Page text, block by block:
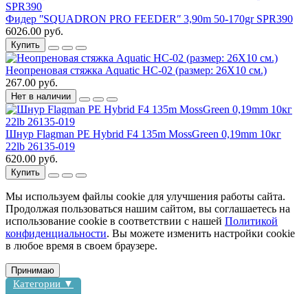
Фидер ʺSQUADRON PRO FEEDERʺ 3,90m 50-170gr SPR390
6026.00 руб.
Купить
Неопреновая стяжка Aquatic НС-02 (размер: 26Х10 см.)
267.00 руб.
Нет в наличии
Шнур Flagman PE Hybrid F4 135m MossGreen 0,19mm 10кг
22lb 26135-019
620.00 руб.
Купить
Мы используем файлы cookie для улучшения работы сайта.
Продолжая пользоваться нашим сайтом, вы соглашаетесь на
использование cookie в соответствии с нашей Политикой
конфиденциальности. Вы можете изменить настройки cookie
в любое время в своем браузере.
Принимаю
Категории ▼